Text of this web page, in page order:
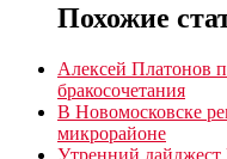
Похожие
Алексей Платонов
бракосочетания
В Новомосковске
микрорайоне
Утренний